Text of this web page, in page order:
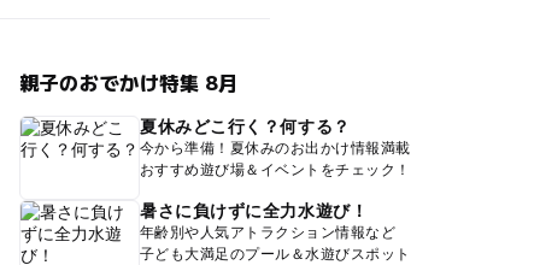
親子のおでかけ特集 8月
夏休みどこ行く？何する？
今から準備！夏休みのお出かけ情報満載
おすすめ遊び場＆イベントをチェック！
暑さに負けずに全力水遊び！
年齢別や人気アトラクション情報など
子ども大満足のプール＆水遊びスポット